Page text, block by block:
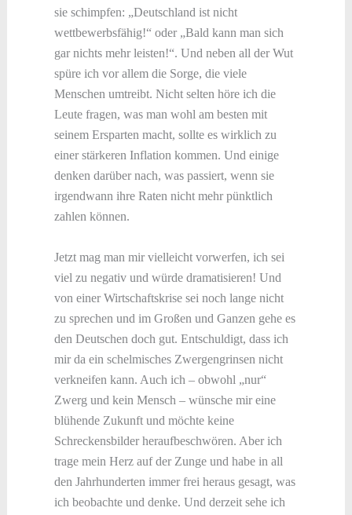
sie schimpfen: „Deutschland ist nicht
wettbewerbsfähig!“ oder „Bald kann man sich
gar nichts mehr leisten!“. Und neben all der Wut
spüre ich vor allem die Sorge, die viele
Menschen umtreibt. Nicht selten höre ich die
Leute fragen, was man wohl am besten mit
seinem Ersparten macht, sollte es wirklich zu
einer stärkeren Inflation kommen. Und einige
denken darüber nach, was passiert, wenn sie
irgendwann ihre Raten nicht mehr pünktlich
zahlen können.
Jetzt mag man mir vielleicht vorwerfen, ich sei
viel zu negativ und würde dramatisieren! Und
von einer Wirtschaftskrise sei noch lange nicht
zu sprechen und im Großen und Ganzen gehe es
den Deutschen doch gut. Entschuldigt, dass ich
mir da ein schelmisches Zwergengrinsen nicht
verkneifen kann. Auch ich – obwohl „nur“
Zwerg und kein Mensch – wünsche mir eine
blühende Zukunft und möchte keine
Schreckensbilder heraufbeschwören. Aber ich
trage mein Herz auf der Zunge und habe in all
den Jahrhunderten immer frei heraus gesagt, was
ich beobachte und denke. Und derzeit sehe ich